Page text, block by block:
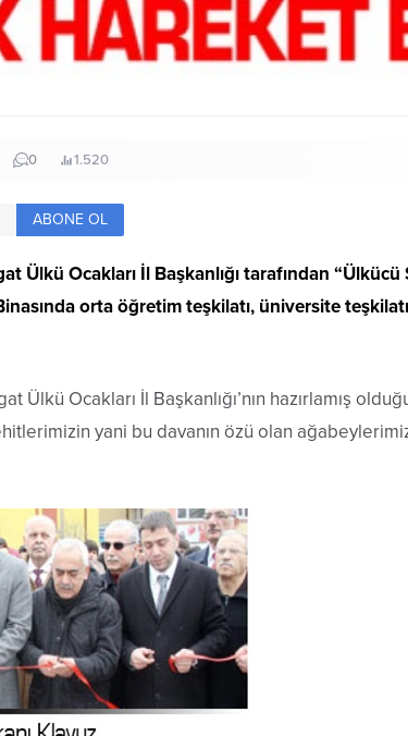
0 1.520
ABONE OL
Ülkü Ocakları İl Başkanlığı tarafından
orta öğretim teşkilatı, üniversite
Ülkü Ocakları İl Başkanlığı’nın hazırlamış
yani bu davanın özü olan